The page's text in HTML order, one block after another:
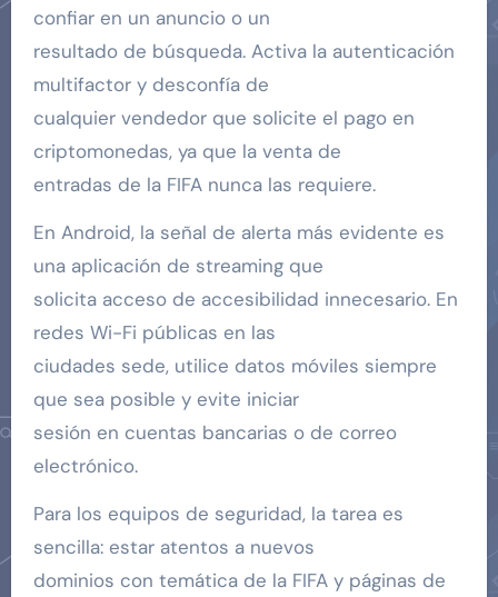
confiar en un anuncio o un
resultado de búsqueda. Activa la autenticación
multifactor y desconfía de
cualquier vendedor que solicite el pago en
criptomonedas, ya que la venta de
entradas de la FIFA nunca las requiere.
En Android, la señal de alerta más evidente es
una aplicación de streaming que
solicita acceso de accesibilidad innecesario. En
redes Wi-Fi públicas en las
ciudades sede, utilice datos móviles siempre
que sea posible y evite iniciar
sesión en cuentas bancarias o de correo
electrónico.
Para los equipos de seguridad, la tarea es
sencilla: estar atentos a nuevos
dominios con temática de la FIFA y páginas de